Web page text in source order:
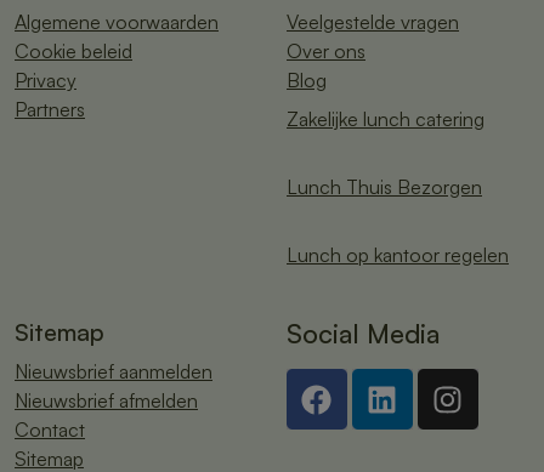
Algemene voorwaarden
Cookie beleid
Privacy
Partners
Veelgestelde vragen
Over ons
Blog
Zakelijke lunch catering
Lunch Thuis Bezorgen
Lunch op kantoor regelen
Sitemap
Nieuwsbrief aanmelden
Nieuwsbrief afmelden
Contact
Sitemap
Social Media